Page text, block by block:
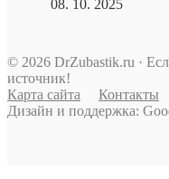
08. 10. 2025
© 2026 DrZubastik.ru ·
источник!
Карта сайта
Контакты
Дизайн и поддержка: